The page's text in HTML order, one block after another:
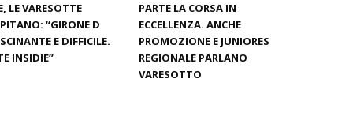
LE VARESOTTE
“GIRONE D
E DIFFICILE.
INSIDIE”
PARTE LA CORSA IN
ECCELLENZA. ANCHE
PROMOZIONE E JUNIORES
REGIONALE PARLANO
VARESOTTO